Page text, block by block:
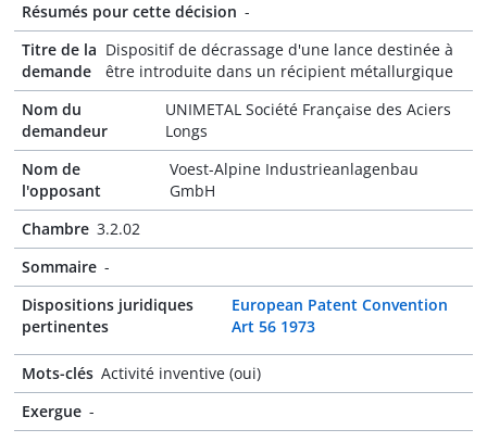
Résumés pour cette décision -
Titre de la
demande
Dispositif de décrassage d'une lance destinée à
être introduite dans un récipient métallurgique
Nom du
demandeur
UNIMETAL Société Française des Aciers
Longs
Nom de
l'opposant
Voest-Alpine Industrieanlagenbau
GmbH
Chambre 3.2.02
Sommaire -
Dispositions juridiques
pertinentes
European Patent Convention
Art 56 1973
Mots-clés Activité inventive (oui)
Exergue -